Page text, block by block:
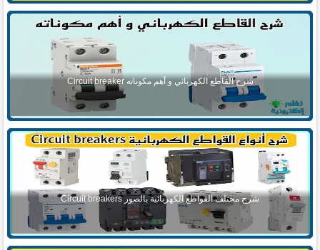
شرح القاطع الكهربائي و أهم مكوناته Circuit breaker
شرح مختلف القواطع الكهربائية بالصور Circuit breakers